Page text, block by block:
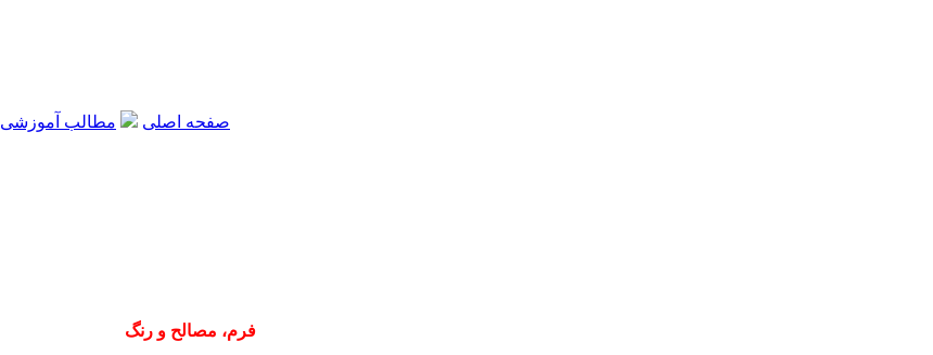
صفحه اصلی
مطالب آموزشی
فرم، مصالح و رنگ